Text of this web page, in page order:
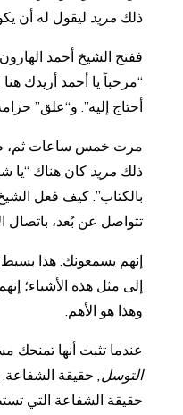
ذلك مريد ليقول له أن
ففتح الشيخ أحمد
“مرحباً يا أحمد أريدك
أحتاج إليه”. و“علق”
مرت خمس ساعات ثم،
ذلك مريد كان هناك “يا
بالكتاب”. كيف فعل
تتواصل عن بُعد، باتصال
إنهم يسمعونك. هذا
إلى مثل هذه الأشياء؛
وهذا هو الأهم.
عندما تثبت أنها تمنحك
التوسل,حقيقة
حقيقة الشفاعة التي